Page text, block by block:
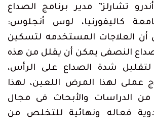
تشارلز” مدير برنامج الصداع
كاليفورنيا، لوس أنجلوس:
أن العلاجات المستخدمه لتسكين
النصفى يمكن أن يقلل من هذه
لتقليل شدة الصداع على الرأس،
عملى لهذا المرض اللعين، لهذا
من الدراسات والأبحاث فى مجال
فعاله ونهائية للتخلص من